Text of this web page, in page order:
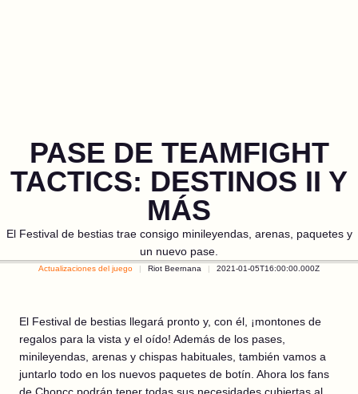
PASE DE TEAMFIGHT
TACTICS: DESTINOS II Y
MÁS
El Festival de bestias trae consigo minileyendas, arenas, paquetes y
un nuevo pase.
Actualizaciones del juego Riot Beernana 2021-01-05T16:00:00.000Z
El Festival de bestias llegará pronto y, con él, ¡montones de
regalos para la vista y el oído! Además de los pases,
minileyendas, arenas y chispas habituales, también vamos a
juntarlo todo en los nuevos paquetes de botín. Ahora los fans